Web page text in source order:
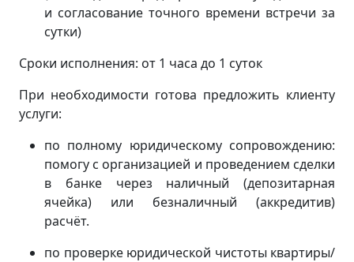
и согласование точного времени встречи за
сутки)
Сроки исполнения: от 1 часа до 1 суток
При необходимости готова предложить клиенту
услуги:
по полному юридическому сопровождению:
помогу с организацией и проведением сделки
в банке через наличный (депозитарная
ячейка) или безналичный (аккредитив)
расчёт.
по проверке юридической чистоты квартиры/